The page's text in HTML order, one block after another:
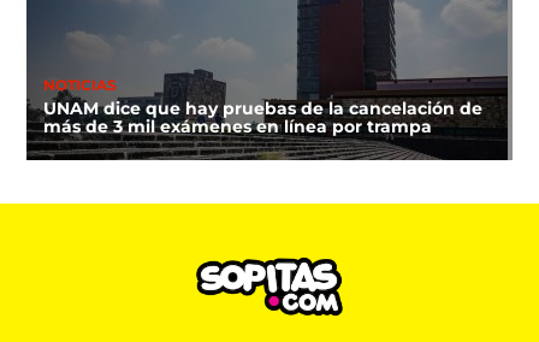
NOTICIAS
UNAM dice que hay pruebas de la cancelación de
más de 3 mil exámenes en línea por trampa